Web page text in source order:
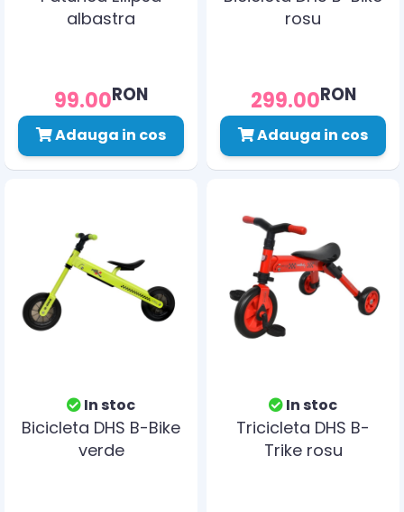
albastra
99.00RON
Adauga in cos
rosu
299.00RON
Adauga in cos
In stoc
Bicicleta DHS B-Bike
verde
In stoc
Tricicleta DHS B-
Trike rosu